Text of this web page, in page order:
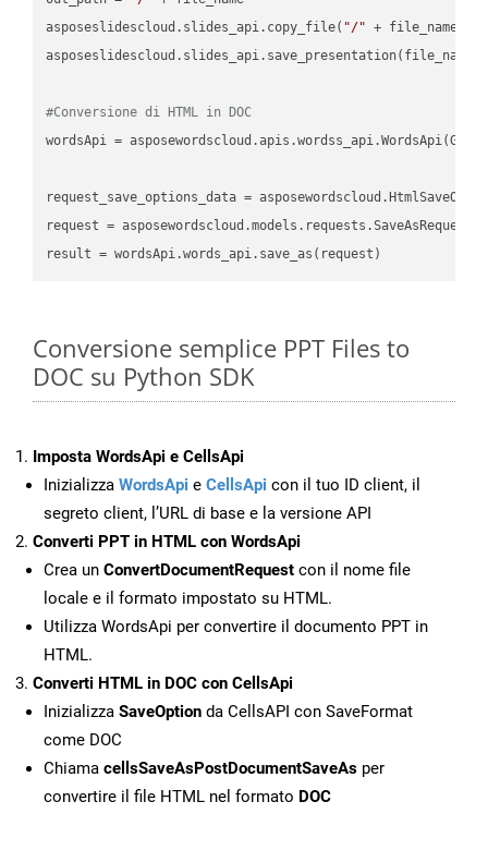
asposeslidescloud.slides_api.copy_file( "/" + file_name,
#Conversione di HTML in DOC
wordsApi =
request_save_options_data =
request =
Conversione semplice PPT Files to
DOC su Python SDK
Imposta WordsApi e CellsApi
Inizializza WordsApi e CellsApi con il tuo ID client, il
segreto client, l’URL di base e la versione API
Converti PPT in HTML con WordsApi
Crea un ConvertDocumentRequest con il nome file
locale e il formato impostato su HTML.
Utilizza WordsApi per convertire il documento PPT in
HTML.
Converti HTML in DOC con CellsApi
Inizializza SaveOption da CellsAPI con SaveFormat
come DOC
Chiama cellsSaveAsPostDocumentSaveAs per
convertire il file HTML nel formato DOC